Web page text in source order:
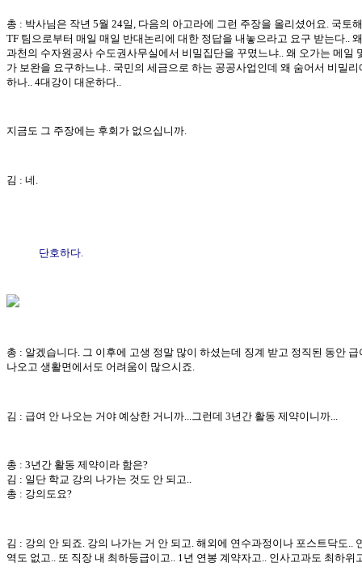
총 : 박사님은 작년 5월 24일, 다음의 아고라에 그런 주장을 올리셨어요. 국토
TF 팀으로부터 매일 매일 반대논리에 대한 정답을 내놓으라고 요구 받는다..
과천의 수자원공사 수도권사무실에서 비밀집단을 꾸몄느냐.. 왜 오가는 메일
가 보완을 요구하느냐.. 국민의 세금으로 하는 공공사업인데 왜 숨어서 비밀리
하나.. 4대강이 대운하다..
지금도 그 주장에는 후회가 없으십니까.
김 : 네.
단호하다.
총 : 알겠습니다. 그 이후에 고생 정말 많이 하셨는데 징계 받고 정직된 동안 급
나오고 생활면에서도 어려움이 많으시죠.
김 : 급여 안 나오는 거야 예상한 거니까...그런데 3년간 활동 제약이니까...
총 : 3년간 활동 제약이라 함은?
김 : 일단 학교 강의 나가는 것도 안 되고..
총 : 강의도요?
김 : 강의 안 되죠. 강의 나가는 거 안 되고. 해외에 연수과정이나 포스트닥도..
역도 없고.. 또 직장 내 최하등급이고.. 1년 연봉 계약자고.. 인사고과도 최하위